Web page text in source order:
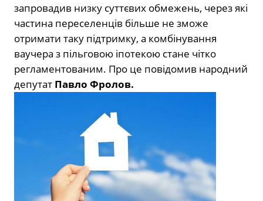
запровадив низку суттєвих обмежень, через які
частина переселенців більше не зможе
отримати таку підтримку, а комбінування
ваучера з пільговою іпотекою стане чітко
регламентованим. Про це повідомив народний
депутат Павло Фролов.